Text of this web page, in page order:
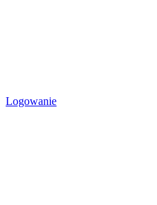
Logowanie